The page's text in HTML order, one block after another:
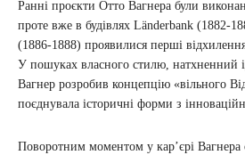
Ранні проєкти Отто Вагнера були
проте вже в будівлях Länderbank (1882-
(1886-1888) проявилися перші
У пошуках власного стилю, натхненний
Вагнер розробив концепцію «вільного
поєднувала історичні форми з
Поворотним моментом у кар’єрі Вагнера